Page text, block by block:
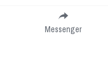
Messenger